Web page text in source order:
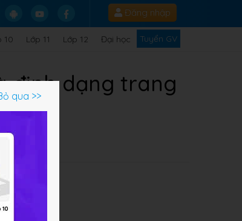
Đăng nhập
10 Lớp 11 Lớp 12 Đại học Tuyển GV
định dạng trang
qua >>